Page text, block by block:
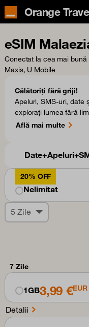
Orange
eSIM
Conectat la cea mai
Maxis, U Mobile
Călătoriți fără griji!
Apeluri, SMS-uri, date
explorați lumea fără
Află mai multe
20% OFF
Nelimitat
5 Zile
7 Zile
1GB3,99 €EUR
Detalii